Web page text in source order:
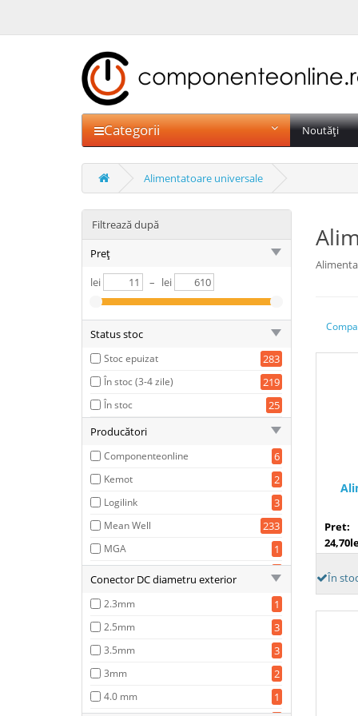
Categorii Noutăți
Alimentatoare universale
Filtrează după
Preț
lei
– lei
Status stoc
Stoc epuizat 283
În stoc (3-4 zile) 219
În stoc
25
Producători
Componenteonline 6
Kemot 2
Logilink 3
Mean Well 233
MGA 1
1
119
1
39
1
35
Liteon 1
Conector DC diametru exterior
2.3mm 1
2.5mm 3
3.5mm 3
3mm 2
4.0 mm 1
Pret:
În